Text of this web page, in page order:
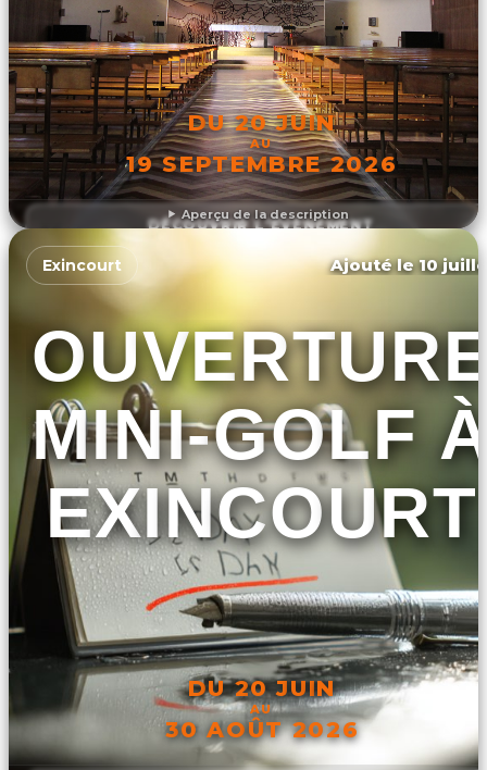
Aperçu de la description
DU 20 JUIN
AU
19 SEPTEMBRE 2026
DÉCOUVRIR L'ÉVÉNEMENT
Exincourt Ajouté le 10
MINI-GOLF
EXINCOURT
DU 20 JUIN
AU
30 AOÛT 2026